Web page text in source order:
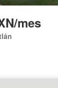
mes